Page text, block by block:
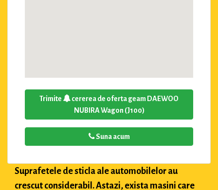
Trimite
cererea de oferta geam DAEWOO
NUBIRA Wagon (J100)
Suna acum
Suprafetele de sticla ale automobilelor au
crescut considerabil. Astazi, exista masini care